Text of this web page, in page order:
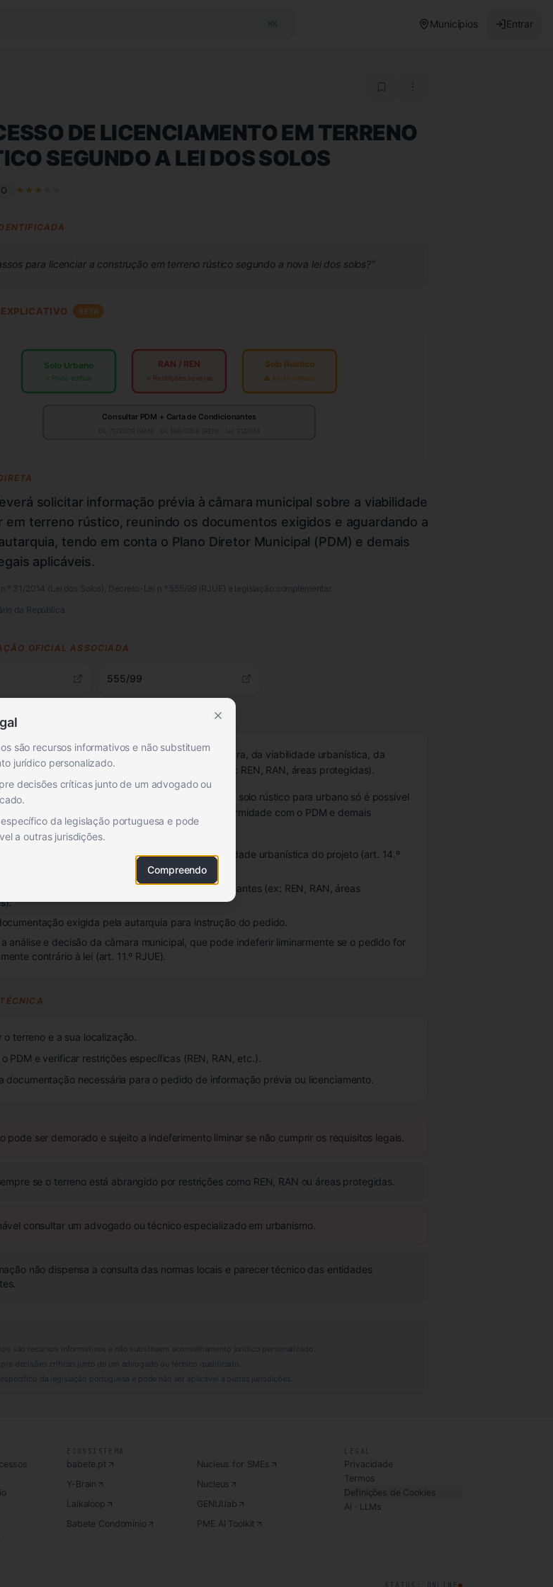
⌘K Municípios Entrar
DE LICENCIAMENTO EM TERRENO
SEGUNDO A LEI DOS SOLOS
★ ★ ★
para licenciar a construção em terreno rústico segundo a nova lei dos solos?"
BETA
Solo Urbano
✓ Pode edificar
RAN / REN
✗ Restrições severas
Solo Rústico
⚠ Muito limitado
Consultar PDM + Carta de Condicionantes
solicitar informação prévia à câmara municipal sobre a viabilidade
em terreno rústico, reunindo os documentos exigidos e aguardando a
tendo em conta o Plano Diretor Municipal (PDM) e demais
aplicáveis.
31/2014 (Lei dos Solos), Decreto-Lei n.º 555/99 (RJUE) e legislação complementar.
da República
OFICIAL ASSOCIADA
555/99
APLICABILIDADE
de construir em terreno rústico depende, em regra, da viabilidade urbanística, da
com o PDM e de eventuais restrições legais (ex: REN, RAN, áreas protegidas).
Solos e o RJUE preveem que a alteração do uso do solo rústico para urbano só é possível
condições, devendo ser verificada a conformidade com o PDM e demais
de gestão territorial.
prévia à câmara municipal sobre a viabilidade urbanística do projeto (art. 14.º
classificação do solo no PDM e eventuais condicionantes (ex: REN, RAN, áreas
exigida pela autarquia para instrução do pedido.
análise e decisão da câmara municipal, que pode indeferir liminarmente se o pedido for
contrário à lei (art. 11.º RJUE).
o terreno e a sua localização.
PDM e verificar restrições específicas (REN, RAN, etc.).
documentação necessária para o pedido de informação prévia ou licenciamento.
pode ser demorado e sujeito a indeferimento liminar se não cumprir os requisitos legais.
se o terreno está abrangido por restrições como REN, RAN ou áreas protegidas.
consultar um advogado ou técnico especializado em urbanismo.
não dispensa a consulta das normas locais e parecer técnico das entidades
são recursos informativos e não substituem aconselhamento jurídico personalizado.
decisões críticas junto de um advogado ou técnico qualificado.
específico da legislação portuguesa e pode não ser aplicável a outras jurisdições.
ECOSSISTEMA
babete.pt
Nucleus for SMEs
Y-Brain
Nucleus
Laikaloop
GENUI.lab
Babete Condomínio
PME AI Toolkit
LEGAL
Privacidade
Termos
Definições de Cookies
AI · LLMs
são recursos informativos e não substituem
jurídico personalizado.
decisões críticas junto de um advogado ou
da legislação portuguesa e pode
a outras jurisdições.
Compreendo